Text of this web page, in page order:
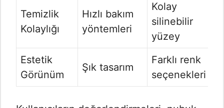
Temizlik
Kolaylığı
Hızlı bakım
yöntemleri
Kolay
silinebilir
yüzey
Estetik
Görünüm
Şık tasarım
Farklı renk
seçenekleri